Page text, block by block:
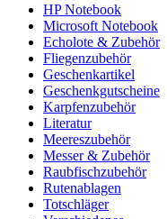
HP Notebook
Microsoft Notebook
Echolote & Zubehör
Fliegenzubehör
Geschenkartikel
Geschenkgutscheine
Karpfenzubehör
Literatur
Meereszubehör
Messer & Zubehör
Raubfischzubehör
Rutenablagen
Totschläger